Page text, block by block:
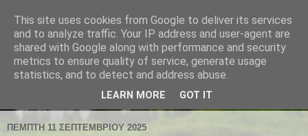
ΠΈΜΠΤΗ 11 ΣΕΠΤΕΜΒΡΊΟΥ 2025
This site uses cookies from Google to deliver its services
and to analyze traffic. Your IP address and user-agent are
shared with Google along with performance and security
metrics to ensure quality of service, generate usage
statistics, and to detect and address abuse.
LEARN MORE GOT IT